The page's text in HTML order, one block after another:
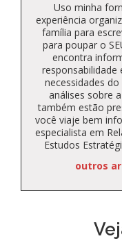
Uso minha
experiência
família para
para poupar o
encontra
responsabilidade
necessidades
análises sobre
também estão
você viaje bem
especialista em
Estudos
outros